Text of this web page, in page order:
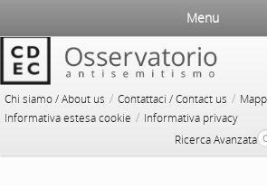
Chi siamo / About us / Contattaci / Contact us /
Informativa estesa cookie / Informativa privacy
Ricerca Avanzata
Menu